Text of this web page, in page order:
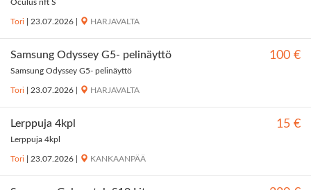
Oculus rift S
Tori 23.07.2026 HARJAVALTA
Samsung Odyssey G5- pelinäyttö 100 €
Samsung Odyssey G5- pelinäyttö
Tori 23.07.2026 HARJAVALTA
Lerppuja 4kpl 15 €
Lerppuja 4kpl
Tori 23.07.2026 KANKAANPÄÄ